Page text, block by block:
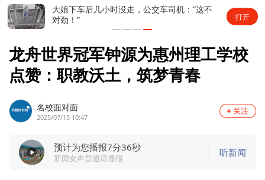
大娘下车后几小时没走，公交车司机：“这不
对劲！”
打开
龙舟世界冠军钟源为惠州理工学校
点赞：职教沃土，筑梦青春
名校面对面
2025/07/15 10:47
预计为您播报7分36秒
新闻女声普通话播报 听新闻